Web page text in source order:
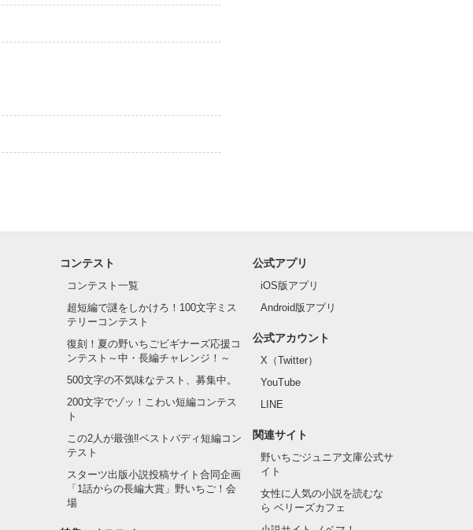
コンテスト
コンテスト一覧
超短編で謎をしかけろ！100文字ミス
テリーコンテスト
復刻！夏の野いちごビギナーズ応援コ
ンテスト～中・長編チャレンジ！～
500文字の不気味なテスト、募集中。
200文字でゾッ！こわい短編コンテス
ト
この2人が最強‼ベストバディ短編コン
テスト
スターツ出版小説投稿サイト合同企画
「1話からの長編大賞」野いちご！会
場
公式アプリ
iOS版アプリ
Android版アプリ
公式アカウント
X（Twitter）
YouTube
LINE
関連サイト
野いちごジュニア文庫公式サ
イト
女性に人気の小説を読むな
ら ベリーズカフェ